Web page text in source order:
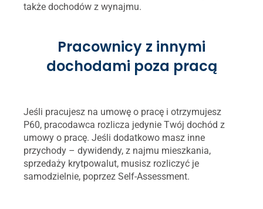
także dochodów z wynajmu.
Pracownicy z innymi
dochodami poza pracą
Jeśli pracujesz na umowę o pracę i otrzymujesz
P60, pracodawca rozlicza jedynie Twój dochód z
umowy o pracę. Jeśli dodatkowo masz inne
przychody – dywidendy, z najmu mieszkania,
sprzedaży krytpowalut, musisz rozliczyć je
samodzielnie, poprzez Self-Assessment.